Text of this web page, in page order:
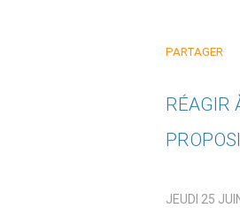
PARTAGER
RÉAGIR
JEUDI 25